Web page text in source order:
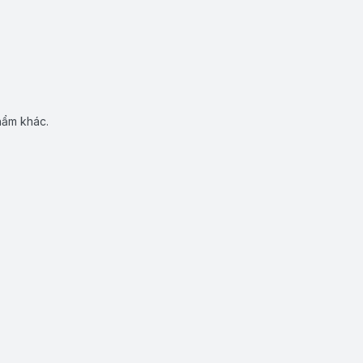
khác.